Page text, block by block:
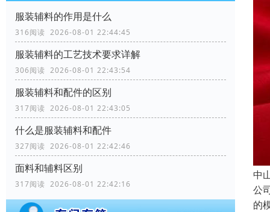
服装辅料的作用是什么
316阅读 2026-08-01 22:44:45
服装辅料的工艺技术要求详解
306阅读 2026-08-01 22:43:54
服装辅料和配件的区别
317阅读 2026-08-01 22:43:05
什么是服装辅料和配件
327阅读 2026-08-01 22:42:46
面料和辅料区别
317阅读 2026-08-01 22:42:16
中
公
的